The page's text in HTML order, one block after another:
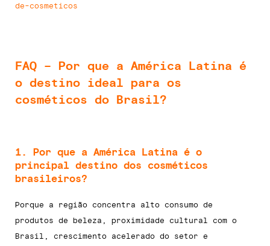
de-cosmeticos
FAQ – Por que a América Latina é
o destino ideal para os
cosméticos do Brasil?
1. Por que a América Latina é o
principal destino dos cosméticos
brasileiros?
Porque a região concentra alto consumo de
produtos de beleza, proximidade cultural com o
Brasil, crescimento acelerado do setor e